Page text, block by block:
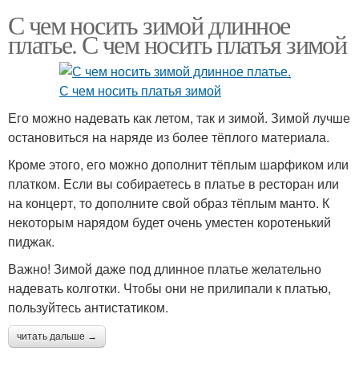
С чем носить зимой длинное
платье. С чем носить платья зимой
Его можно надевать как летом, так и зимой. Зимой лучше
остановиться на наряде из более тёплого материала.
Кроме этого, его можно дополнит тёплым шарфиком или
платком. Если вы собираетесь в платье в ресторан или
на концерт, то дополните свой образ тёплым манто. К
некоторым нарядом будет очень уместен коротенький
пиджак.
Важно! Зимой даже под длинное платье желательно
надевать колготки. Чтобы они не прилипали к платью,
пользуйтесь антистатиком.
читать дальше →